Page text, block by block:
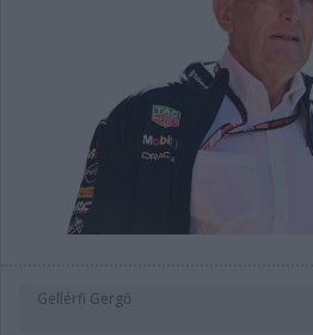
Gellérfi Gergő